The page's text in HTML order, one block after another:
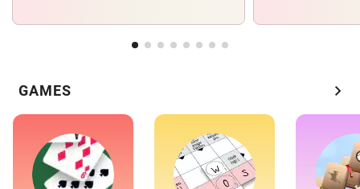
GAMES chevron_right